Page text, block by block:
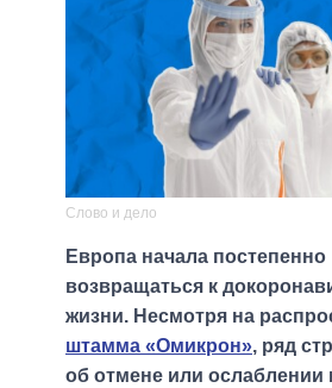
Слово и дело
Европа начала постепенно
возвращаться к
жизни. Несмотря на
штамма «Омикрон», ряд
об отмене или ослаблении